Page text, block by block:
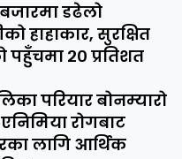
डढेलो
हाहाकार, सुरक्षित
पहुँचमा २० प्रतिशत
परियार बोनम्यारो
रोगबाट
लागि आर्थिक